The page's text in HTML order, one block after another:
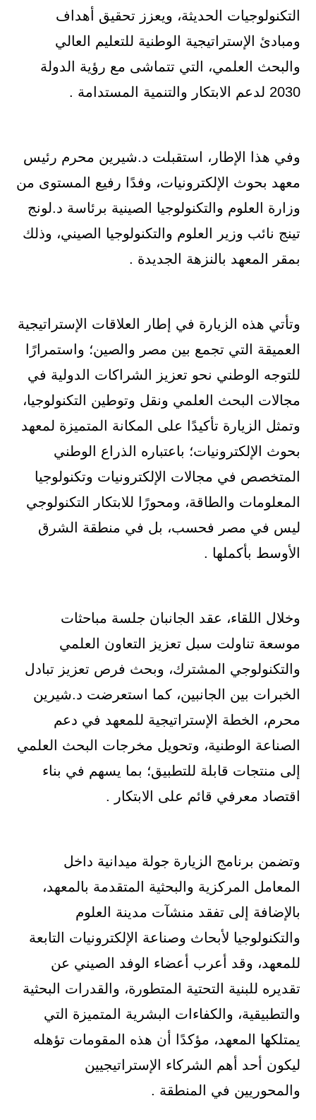
التكنولوجيات الحديثة، ويعزز تحقيق أهداف
ومبادئ الإستراتيجية الوطنية للتعليم العالي
والبحث العلمي، التي تتماشى مع رؤية الدولة
2030 لدعم الابتكار والتنمية المستدامة .
وفي هذا الإطار، استقبلت د.شيرين محرم رئيس
معهد بحوث الإلكترونيات، وفدًا رفيع المستوى من
وزارة العلوم والتكنولوجيا الصينية برئاسة د.لونج
تينج نائب وزير العلوم والتكنولوجيا الصيني، وذلك
بمقر المعهد بالنزهة الجديدة .
وتأتي هذه الزيارة في إطار العلاقات الإستراتيجية
العميقة التي تجمع بين مصر والصين؛ واستمرارًا
للتوجه الوطني نحو تعزيز الشراكات الدولية في
مجالات البحث العلمي ونقل وتوطين التكنولوجيا،
وتمثل الزيارة تأكيدًا على المكانة المتميزة لمعهد
بحوث الإلكترونيات؛ باعتباره الذراع الوطني
المتخصص في مجالات الإلكترونيات وتكنولوجيا
المعلومات والطاقة، ومحورًا للابتكار التكنولوجي
ليس في مصر فحسب، بل في منطقة الشرق
الأوسط بأكملها .
وخلال اللقاء، عقد الجانبان جلسة مباحثات
موسعة تناولت سبل تعزيز التعاون العلمي
والتكنولوجي المشترك، وبحث فرص تعزيز تبادل
الخبرات بين الجانبين، كما استعرضت د.شيرين
محرم، الخطة الإستراتيجية للمعهد في دعم
الصناعة الوطنية، وتحويل مخرجات البحث العلمي
إلى منتجات قابلة للتطبيق؛ بما يسهم في بناء
اقتصاد معرفي قائم على الابتكار .
وتضمن برنامج الزيارة جولة ميدانية داخل
المعامل المركزية والبحثية المتقدمة بالمعهد،
بالإضافة إلى تفقد منشآت مدينة العلوم
والتكنولوجيا لأبحاث وصناعة الإلكترونيات التابعة
للمعهد، وقد أعرب أعضاء الوفد الصيني عن
تقديره للبنية التحتية المتطورة، والقدرات البحثية
والتطبيقية، والكفاءات البشرية المتميزة التي
يمتلكها المعهد، مؤكدًا أن هذه المقومات تؤهله
ليكون أحد أهم الشركاء الإستراتيجيين
والمحوريين في المنطقة .